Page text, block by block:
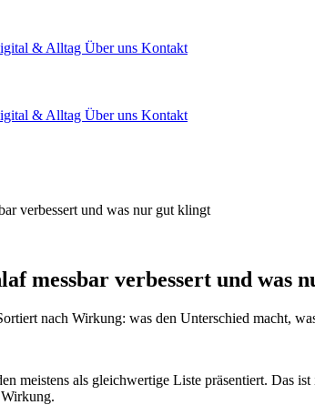
& Alltag Über uns Kontakt
& Alltag Über uns Kontakt
verbessert und was nur gut klingt
messbar verbessert und was
nach Wirkung: was den Unterschied macht,
meistens als gleichwertige Liste präsentiert. Das